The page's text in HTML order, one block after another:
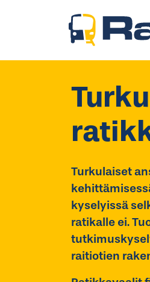
Turkulaiset
kyselyissä
ratikalle ei.
raitiotien